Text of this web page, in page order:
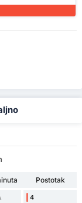
Postotak
4